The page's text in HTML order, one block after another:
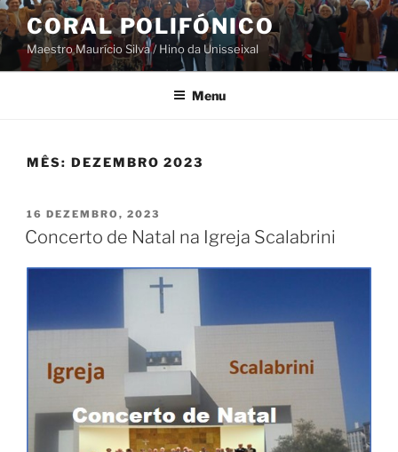
Saltar
para
o
conteúdo
CORAL POLIFÓNICO
Maestro Maurício Silva / Hino da Unisseixal
Menu
MÊS: DEZEMBRO 2023
PUBLICADO
EM
16 DEZEMBRO, 2023
Concerto de Natal na Igreja Scalabrini